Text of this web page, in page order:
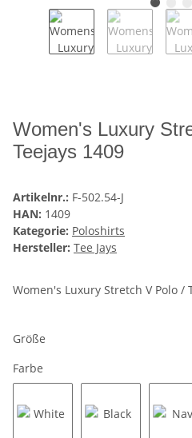
Women's Luxury
Teejays 1409
Artikelnr.: F-502.54-J
HAN: 1409
Kategorie: Poloshirts
Hersteller: Tee Jays
Women's Luxury Stretch V Polo /
Größe
Farbe